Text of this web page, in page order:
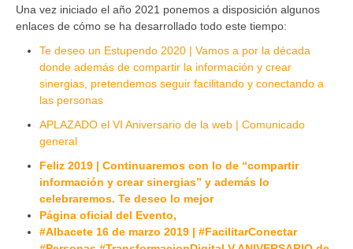
Una vez iniciado el año 2021 ponemos a disposición algunos
enlaces de cómo se ha desarrollado todo este tiempo:
Te deseo un Estupendo 2020 | Vamos a por la década
donde además de compartir la información y crear
sinergias, pretendemos seguir facilitando y conectando a
las personas
APLAZADO el VI Aniversario de la web | Comunicado
general
Feliz 2019 | Continuaremos con lo de “compartir
información y crear sinergias” y además lo
celebraremos. Te deseo lo mejor
Página oficial del Evento,
#Albacete 16 de marzo 2019 | #FacilitarConectar